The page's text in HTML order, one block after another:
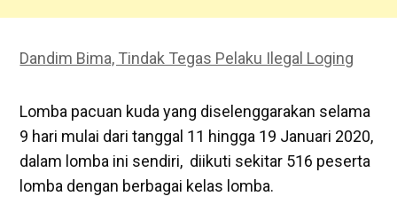
Dandim Bima, Tindak Tegas Pelaku Ilegal Loging
Lomba pacuan kuda yang diselenggarakan selama
9 hari mulai dari tanggal 11 hingga 19 Januari 2020,
dalam lomba ini sendiri, diikuti sekitar 516 peserta
lomba dengan berbagai kelas lomba.